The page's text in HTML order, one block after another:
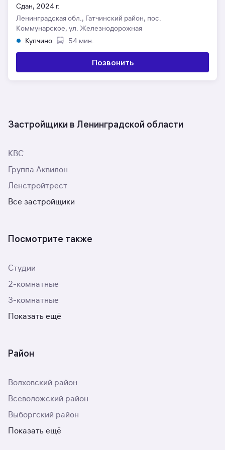
Сдан, 2024 г.
Ленинградская обл., Гатчинский район, пос.
Коммунарское, ул. Железнодорожная
Купчино
54 мин.
Позвонить
Застройщики в Ленинградской области
КВС
Группа Аквилон
Ленстройтрест
Все застройщики
Посмотрите также
Студии
2-комнатные
3-комнатные
Показать ещё
Район
Волховский район
Всеволожский район
Выборгский район
Показать ещё